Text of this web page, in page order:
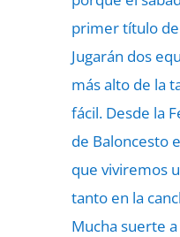
primer título
Jugarán dos
más alto de la
fácil. Desde la
de Baloncesto
que viviremos
tanto en la
Mucha suerte